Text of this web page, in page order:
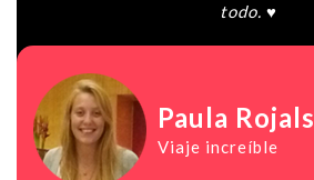
todo. ♥️
Paula Rojals
Viaje increíble